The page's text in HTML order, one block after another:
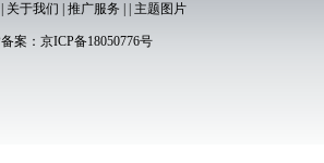
关于我们 推广服务 主题图片
案： 京ICP备18050776号